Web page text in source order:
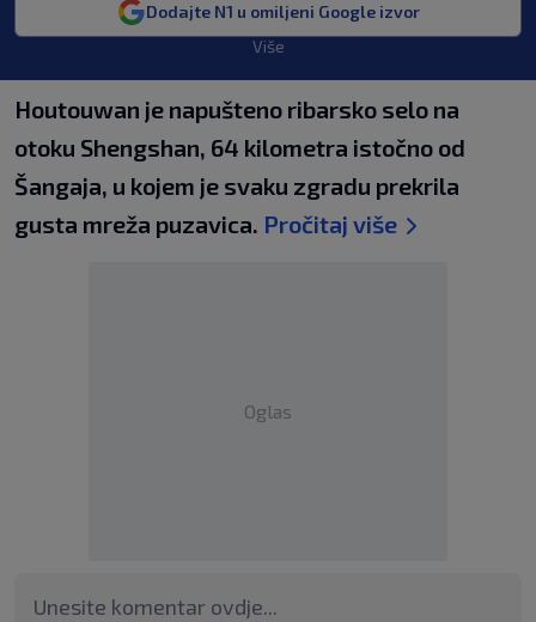
Dodajte N1 u omiljeni Google izvor
Više
Houtouwan je napušteno ribarsko selo na
otoku Shengshan, 64 kilometra istočno od
Šangaja, u kojem je svaku zgradu prekrila
gusta mreža puzavica. Pročitaj više
Oglas